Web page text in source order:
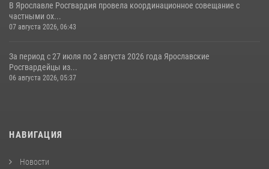
В Ярославле Росгвардия провела координационное совещание с
частными ох...
07 августа 2026, 06:43
За период с 27 июля по 2 августа 2026 года Ярославские
Росгвардейцы из...
06 августа 2026, 05:37
НАВИГАЦИЯ
Новости